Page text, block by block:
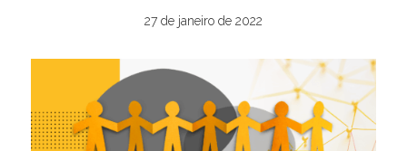
27 de janeiro de 2022